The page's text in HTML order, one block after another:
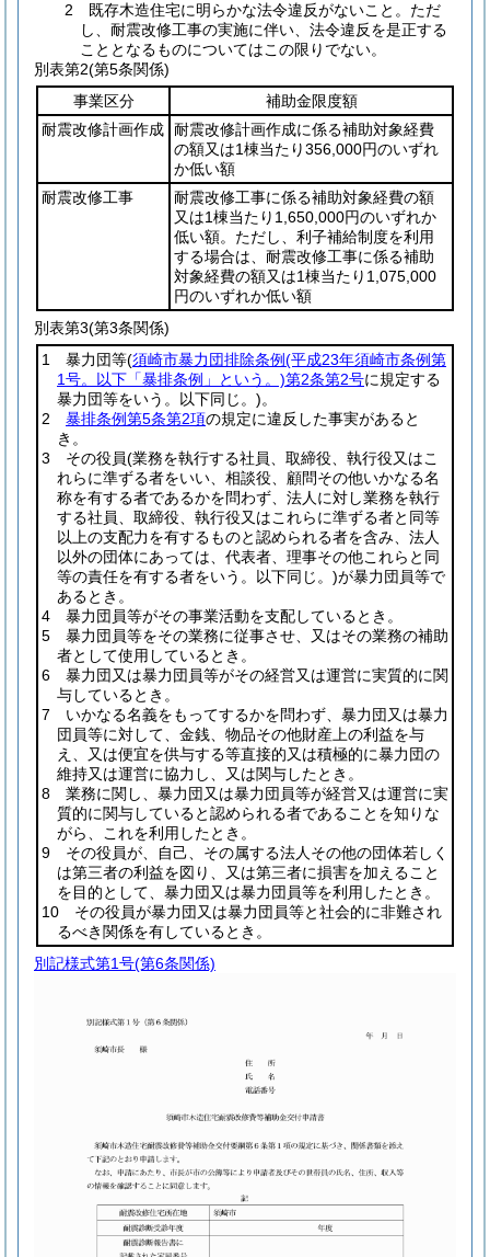
2 既存木造住宅に明らかな法令違反がないこと。ただ
し、耐震改修工事の実施に伴い、法令違反を是正する
こととなるものについてはこの限りでない。
別表第2(第5条関係)
事業区分
補助金限度額
耐震改修計画作成 耐震改修計画作成に係る補助対象経費
の額又は1棟当たり356,000円のいずれ
か低い額
耐震改修工事
耐震改修工事に係る補助対象経費の額
又は1棟当たり1,650,000円のいずれか
低い額。ただし、利子補給制度を利用
する場合は、耐震改修工事に係る補助
対象経費の額又は1棟当たり1,075,000
円のいずれか低い額
別表第3(第3条関係)
1 暴力団等(須崎市暴力団排除条例(平成23年須崎市条例第
1号。以下「暴排条例」という。)第2条第2号に規定する
暴力団等をいう。以下同じ。)。
2 暴排条例第5条第2項の規定に違反した事実があると
き。
3 その役員(業務を執行する社員、取締役、執行役又はこ
れらに準ずる者をいい、相談役、顧問その他いかなる名
称を有する者であるかを問わず、法人に対し業務を執行
する社員、取締役、執行役又はこれらに準ずる者と同等
以上の支配力を有するものと認められる者を含み、法人
以外の団体にあっては、代表者、理事その他これらと同
等の責任を有する者をいう。以下同じ。)が暴力団員等で
あるとき。
4 暴力団員等がその事業活動を支配しているとき。
5 暴力団員等をその業務に従事させ、又はその業務の補助
者として使用しているとき。
6 暴力団又は暴力団員等がその経営又は運営に実質的に関
与しているとき。
7 いかなる名義をもってするかを問わず、暴力団又は暴力
団員等に対して、金銭、物品その他財産上の利益を与
え、又は便宜を供与する等直接的又は積極的に暴力団の
維持又は運営に協力し、又は関与したとき。
8 業務に関し、暴力団又は暴力団員等が経営又は運営に実
質的に関与していると認められる者であることを知りな
がら、これを利用したとき。
9 その役員が、自己、その属する法人その他の団体若しく
は第三者の利益を図り、又は第三者に損害を加えること
を目的として、暴力団又は暴力団員等を利用したとき。
10 その役員が暴力団又は暴力団員等と社会的に非難され
るべき関係を有しているとき。
別記様式第1号(第6条関係)